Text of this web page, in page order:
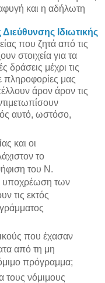
και η αδήλωτη
Ιδιωτικής
που ζητά από τις
στοιχεία για τα
δράσεις μέχρι τις
πληροφορίες μας
άρον άρον τις
αυτό, ωστόσο,
και οι
το
του Ν.
υποχρέωση των
τις εκτός
που έχασαν
από τη μη
πρόγραμμα;
τους νόμιμους